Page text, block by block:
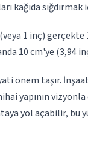
kağıda
1 inç) gerçekte
10 cm'ye (3,94
önem taşır.
yapının
yol açabilir, bu